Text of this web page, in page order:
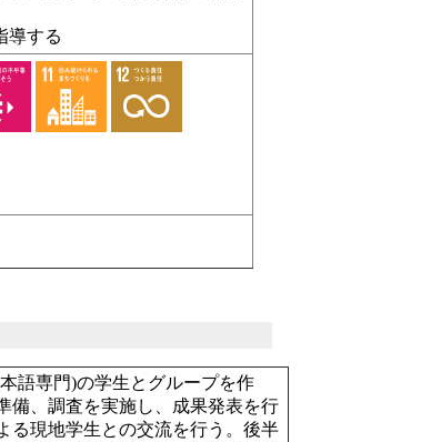
導する
語専門)の学生とグループを作
備、調査を実施し、成果発表を行
る現地学生との交流を行う。後半